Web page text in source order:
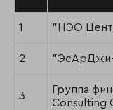
1 "НЭО
2 "ЭсАрДжи-
3
Группа
Consulting